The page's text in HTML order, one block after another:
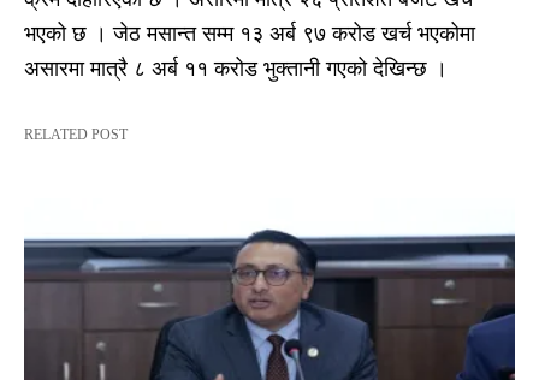
भएको छ । जेठ मसान्त सम्म १३ अर्ब ९७ करोड खर्च भएकोमा
असारमा मात्रै ८ अर्ब ११ करोड भुक्तानी गएको देखिन्छ ।
RELATED POST